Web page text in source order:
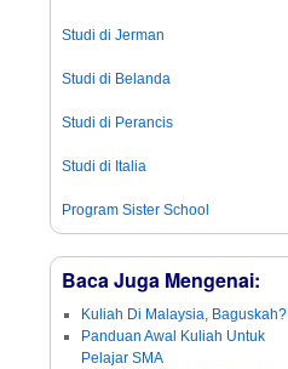
Studi di Jerman
Studi di Belanda
Studi di Perancis
Studi di Italia
Program Sister School
Baca Juga Mengenai:
Kuliah Di Malaysia, Baguskah?
Panduan Awal Kuliah Untuk
Pelajar SMA